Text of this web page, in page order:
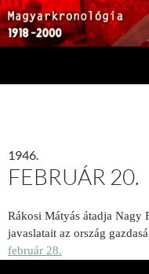
1946.
FEBRUÁR 20.
Rákosi Mátyás átadja Nagy
javaslatait az ország
február 28.